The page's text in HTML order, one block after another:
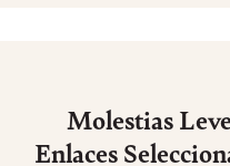
Molestias
Enlaces